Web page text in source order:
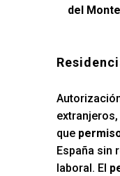
del Monte
que
España sin
laboral. El